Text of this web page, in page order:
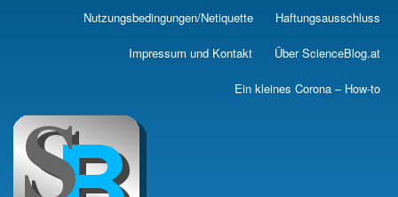
Skip
main
Nutzungsbedingungen/Netiquette Haftungsausschluss
Impressum und Kontakt Über ScienceBlog.at
Ein kleines Corona – How-to